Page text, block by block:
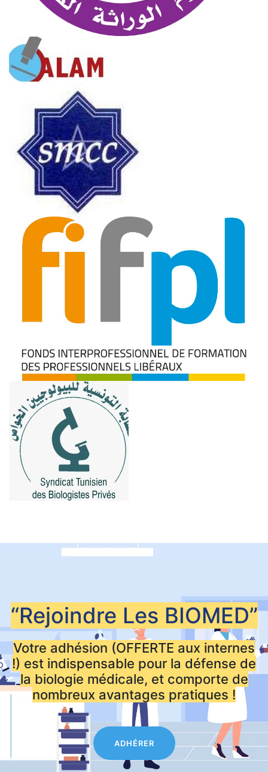
“Rejoindre Les BIOMED”
Votre adhésion (OFFERTE aux internes
!) est indispensable pour la défense de
la biologie médicale, et comporte de
nombreux avantages pratiques !
ADHÉRER